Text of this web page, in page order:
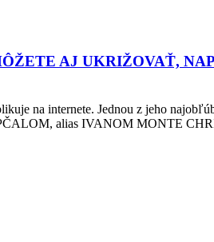
AJ UKRIŽOVAŤ,
na internete. Jednou z jeho
alias IVANOM MONTE